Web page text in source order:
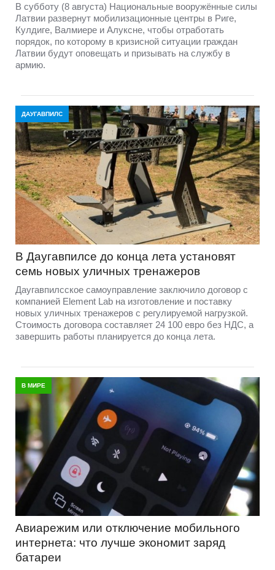
В субботу (8 августа) Национальные вооружённые силы
Латвии развернут мобилизационные центры в Риге,
Кулдиге, Валмиере и Алуксне, чтобы отработать
порядок, по которому в кризисной ситуации граждан
Латвии будут оповещать и призывать на службу в
армию.
ДАУГАВПИЛС
В Даугавпилсе до конца лета установят
семь новых уличных тренажеров
Даугавпилсское самоуправление заключило договор с
компанией Element Lab на изготовление и поставку
новых уличных тренажеров с регулируемой нагрузкой.
Стоимость договора составляет 24 100 евро без НДС, а
завершить работы планируется до конца лета.
В МИРЕ
Авиарежим или отключение мобильного
интернета: что лучше экономит заряд
батареи